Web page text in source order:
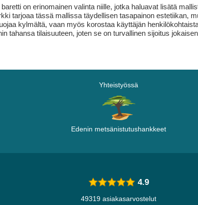
on erinomainen valinta niille, jotka haluavat lisätä
tarjoaa tässä mallissa täydellisen tasapainon estetiikan,
kylmältä, vaan myös korostaa käyttäjän
tahansa tilaisuuteen, joten se on turvallinen sijoitus
Yhteistyössä
Edenin metsänistutushankkeet
4.9
49319 asiakasarvostelut